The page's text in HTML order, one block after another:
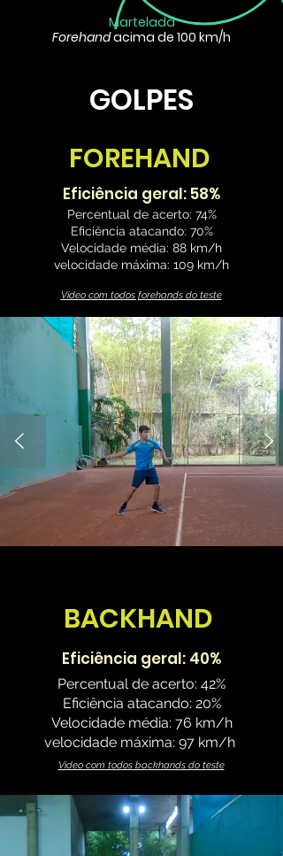
GOLPES
FOREHAND
Eficiência geral: 58%
Percentual de acerto: 74%
Eficiência atacando: 70%
Velocidade média: 88 km/h
velocidade máxima: 109 km/h
Forehandacima de 100 km/h
Martelada
Vídeo com todos forehands do teste
BACKHAND
Eficiência geral: 40%
Percentual de acerto: 42%
Eficiência atacando: 20%
Velocidade média: 76 km/h
velocidade máxima: 97 km/h
Vídeo com todos backhands do teste